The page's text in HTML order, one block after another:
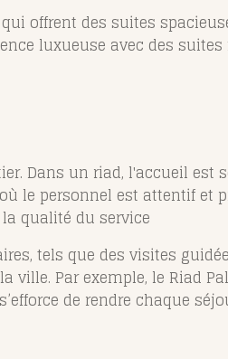
offrent des suites
luxueuse avec des
Dans un riad, l'accueil
le personnel est attentif et
qualité du service​
tels que des visites
Par exemple, le Riad
de rendre chaque